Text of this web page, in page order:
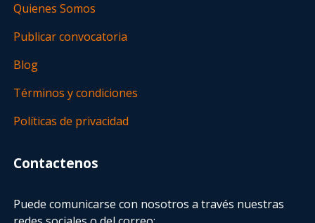
Quienes Somos
Publicar convocatoria
Blog
Términos y condiciones
Políticas de privacidad
Contactenos
Puede comunicarse con nosotros a través nuestras